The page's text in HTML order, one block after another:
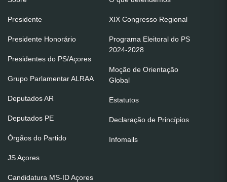
Presidente
Presidente Honorário
Presidentes do PS/Açores
Grupo Parlamentar ALRAA
Deputados AR
Deputados PE
Órgãos do Partido
JS Açores
Candidatura MS-ID Açores
XIX Congresso Regional
Programa Eleitoral do PS
2024-2028
Moção de Orientação
Global
Estatutos
Declaração de Princípios
Infomails